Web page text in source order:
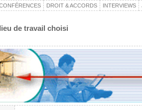
DROIT & ACCORDS INTERVIEWS
de travail choisi